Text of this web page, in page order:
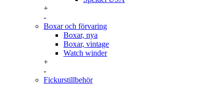
+
-
Boxar och förvaring
Boxar, nya
Boxar, vintage
Watch winder
+
-
Fickurstillbehör